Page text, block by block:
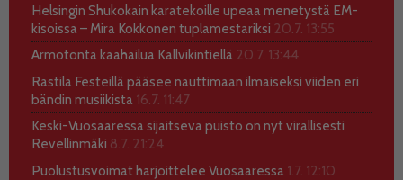
Helsingin Shukokain karatekoille upeaa menetystä EM-
kisoissa – Mira Kokkonen tuplamestariksi 20.7. 13:55
Armotonta kaahailua Kallvikintiellä 20.7. 13:44
Rastila Festeillä pääsee nauttimaan ilmaiseksi viiden eri
bändin musiikista 16.7. 11:47
Keski-Vuosaaressa sijaitseva puisto on nyt virallisesti
Revellinmäki 8.7. 21:24
Puolustusvoimat harjoittelee Vuosaaressa 1.7. 12:10